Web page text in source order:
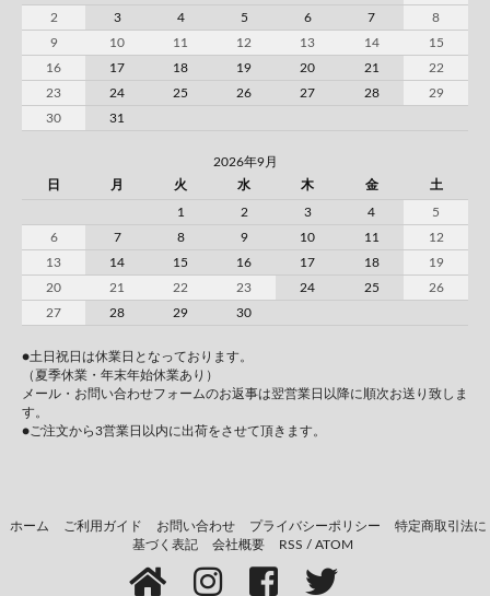
2
3 4 5 6 7
8
9
10 11 12 13 14
15
16
17 18 19 20 21
22
23
24 25 26 27 28
29
30
31
2026年9月
日
月 火 水 木 金 土
1 2 3 4
5
6
7 8 9 10 11
12
13
14 15 16 17 18
19
20
21 22 23 24 25
26
27
28 29 30
●土日祝日は休業日となっております。
（夏季休業・年末年始休業あり）
メール・お問い合わせフォームのお返事は翌営業日以降に順次お送り致しま
す。
●ご注文から3営業日以内に出荷をさせて頂きます。
ホーム ご利用ガイド お問い合わせ プライバシーポリシー
特定商取引法に
基づく表記
会社概要 RSS / ATOM